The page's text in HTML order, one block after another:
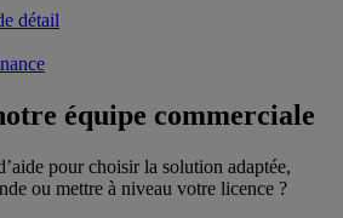
détail
équipe commerciale
pour choisir la solution adaptée,
ou mettre à niveau votre licence ?